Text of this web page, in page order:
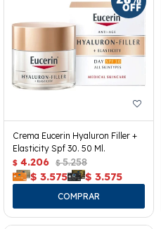
Crema Eucerin Hyaluron Filler +
Elasticity Spf 30. 50 Ml.
$ 4.206 $ 5.258
$ 3.575 $ 3.575